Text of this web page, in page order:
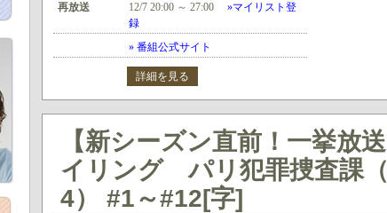
再放送
12/7 20:00 ～ 27:00
»マイリスト登
録
» 番組公式サイト
詳細を見る
【新シーズン直前！一挙放
イリング パリ犯罪捜査課
4） #1～#12[字]